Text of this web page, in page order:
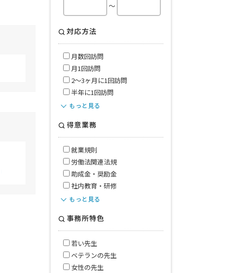
～
対応方法
月数回訪問
月1回訪問
2〜3ヶ月に1回訪問
半年に1回訪問
もっと見る
得意業務
就業規則
労働法関連法規
助成金・奨励金
社内教育・研修
もっと見る
事務所特色
若い先生
ベテランの先生
女性の先生